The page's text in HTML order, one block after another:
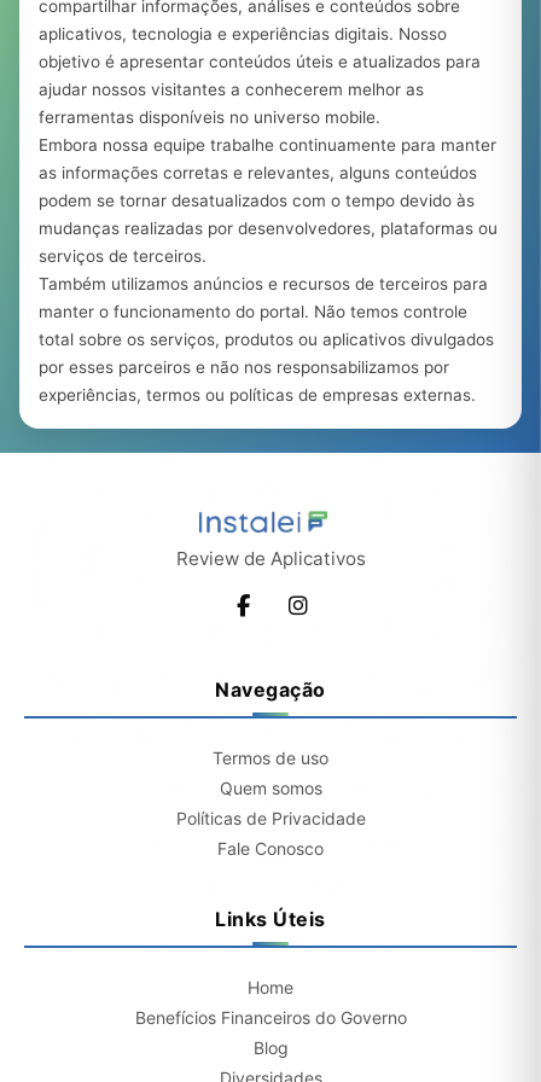
compartilhar informações, análises e conteúdos sobre
aplicativos, tecnologia e experiências digitais. Nosso
objetivo é apresentar conteúdos úteis e atualizados para
ajudar nossos visitantes a conhecerem melhor as
ferramentas disponíveis no universo mobile.
Embora nossa equipe trabalhe continuamente para manter
as informações corretas e relevantes, alguns conteúdos
podem se tornar desatualizados com o tempo devido às
mudanças realizadas por desenvolvedores, plataformas ou
serviços de terceiros.
Também utilizamos anúncios e recursos de terceiros para
manter o funcionamento do portal. Não temos controle
total sobre os serviços, produtos ou aplicativos divulgados
por esses parceiros e não nos responsabilizamos por
experiências, termos ou políticas de empresas externas.
Review de Aplicativos
Navegação
Termos de uso
Quem somos
Políticas de Privacidade
Fale Conosco
Links Úteis
Home
Benefícios Financeiros do Governo
Blog
Diversidades